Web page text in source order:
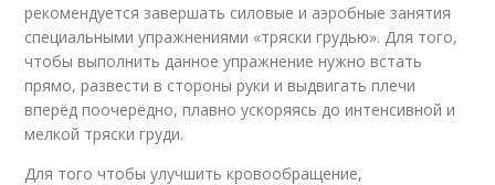
рекомендуется завершать силовые и аэробные занятия
специальными упражнениями «тряски грудью». Для того,
чтобы выполнить данное упражнение нужно встать
прямо, развести в стороны руки и выдвигать плечи
вперёд поочерёдно, плавно ускоряясь до интенсивной и
мелкой тряски груди.
Для того чтобы улучшить кровообращение,